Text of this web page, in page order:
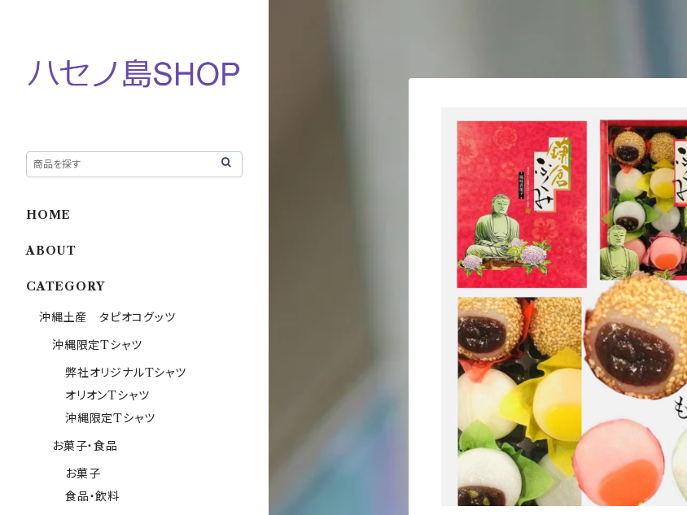
HOME
ABOUT
CATEGORY
沖縄土産 タピオコグッツ
沖縄限定Tシャツ
弊社オリジナルTシャツ
オリオンTシャツ
沖縄限定Tシャツ
お菓子・食品
お菓子
食品・飲料